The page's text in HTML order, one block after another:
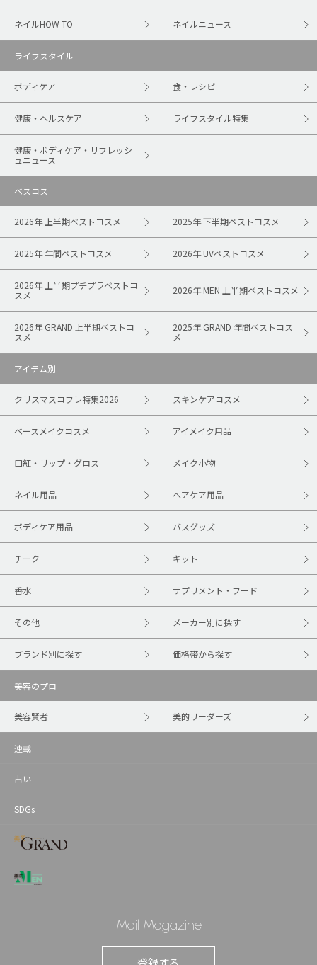
ネイルHOW TO ネイルニュース
ライフスタイル
ボディケア 食・レシピ
健康・ヘルスケア ライフスタイル特集
健康・ボディケア・リフレッシ
ュニュース
ベスコス
2026年 上半期ベストコスメ 2025年 下半期ベストコスメ
2025年 年間ベストコスメ 2026年 UVベストコスメ
2026年 上半期プチプラベストコ
スメ
2026年 MEN 上半期ベストコスメ
2026年 GRAND 上半期ベストコ
スメ
2025年 GRAND 年間ベストコス
メ
アイテム別
クリスマスコフレ特集2026 スキンケアコスメ
ベースメイクコスメ アイメイク用品
口紅・リップ・グロス メイク小物
ネイル用品 ヘアケア用品
ボディケア用品 バスグッズ
チーク キット
香水 サプリメント・フード
その他 メーカー別に探す
ブランド別に探す 価格帯から探す
美容のプロ
美容賢者 美的リーダーズ
連載
占い
SDGs
Mail Magazine